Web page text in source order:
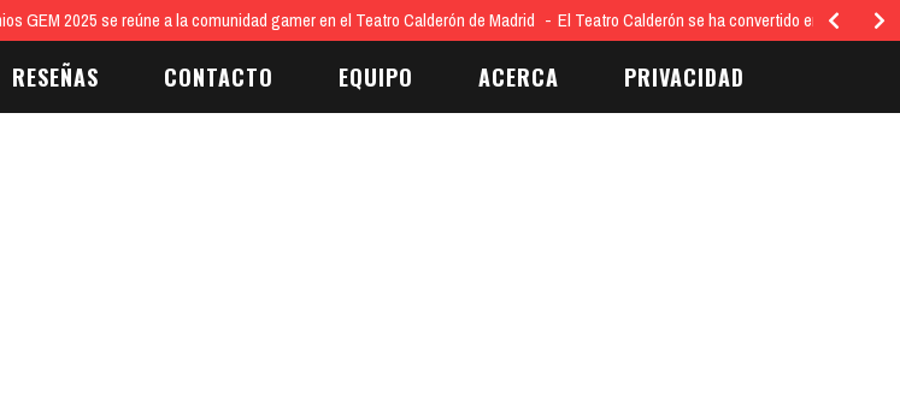
GEM 2025 se reúne a la comunidad gamer en el Teatro Calderón de Madrid El Teatro Calderón se ha convertido en el
RESEÑAS CONTACTO EQUIPO ACERCA PRIVACIDAD